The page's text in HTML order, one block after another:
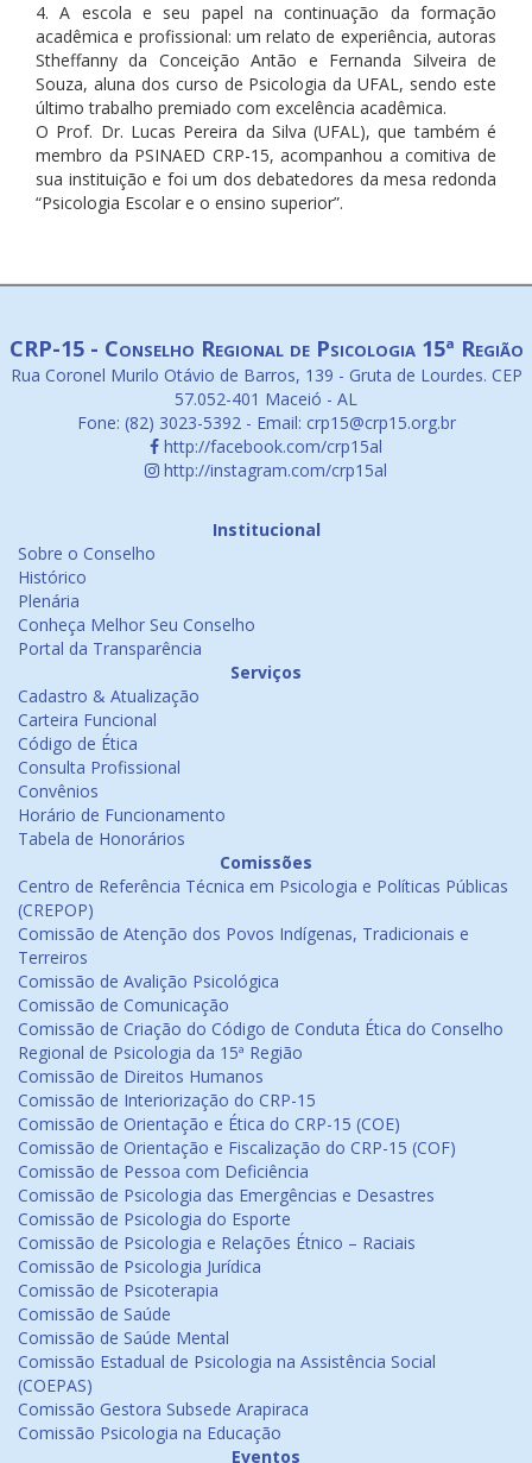
4. A escola e seu papel na continuação da formação
acadêmica e profissional: um relato de experiência, autoras
Stheffanny da Conceição Antão e Fernanda Silveira de
Souza, aluna dos curso de Psicologia da UFAL, sendo este
último trabalho premiado com excelência acadêmica.
O Prof. Dr. Lucas Pereira da Silva (UFAL), que também é
membro da PSINAED CRP-15, acompanhou a comitiva de
sua instituição e foi um dos debatedores da mesa redonda
“Psicologia Escolar e o ensino superior”.
CRP-15 - Conselho Regional de Psicologia 15ª Região
Rua Coronel Murilo Otávio de Barros, 139 - Gruta de Lourdes. CEP
57.052-401 Maceió - AL
Fone: (82) 3023-5392 - Email: crp15@crp15.org.br
http://facebook.com/crp15al
http://instagram.com/crp15al
Institucional
Sobre o Conselho
Histórico
Plenária
Conheça Melhor Seu Conselho
Portal da Transparência
Serviços
Cadastro & Atualização
Carteira Funcional
Código de Ética
Consulta Profissional
Convênios
Horário de Funcionamento
Tabela de Honorários
Comissões
Centro de Referência Técnica em Psicologia e Políticas Públicas
(CREPOP)
Comissão de Atenção dos Povos Indígenas, Tradicionais e
Terreiros
Comissão de Avalição Psicológica
Comissão de Comunicação
Comissão de Criação do Código de Conduta Ética do Conselho
Regional de Psicologia da 15ª Região
Comissão de Direitos Humanos
Comissão de Interiorização do CRP-15
Comissão de Orientação e Ética do CRP-15 (COE)
Comissão de Orientação e Fiscalização do CRP-15 (COF)
Comissão de Pessoa com Deficiência
Comissão de Psicologia das Emergências e Desastres
Comissão de Psicologia do Esporte
Comissão de Psicologia e Relações Étnico – Raciais
Comissão de Psicologia Jurídica
Comissão de Psicoterapia
Comissão de Saúde
Comissão de Saúde Mental
Comissão Estadual de Psicologia na Assistência Social
(COEPAS)
Comissão Gestora Subsede Arapiraca
Comissão Psicologia na Educação
Eventos